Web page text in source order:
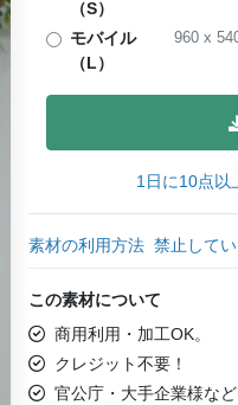
（S）
モバイル
（L）
960x
1日に10点以
素材の利用方法 禁止して
この素材について
商用利用・加工OK。
クレジット不要！
官公庁・大手企業様な